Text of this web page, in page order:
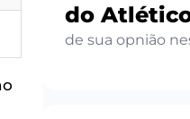
do
de sua opnião